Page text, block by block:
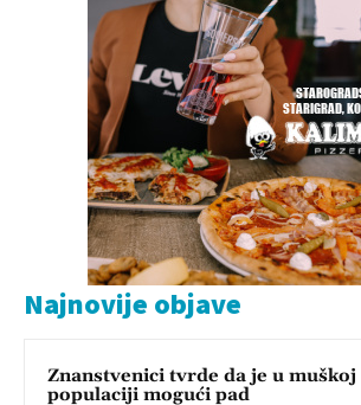
Najnovije objave
Znanstvenici tvrde da je u muškoj
populaciji mogući pad